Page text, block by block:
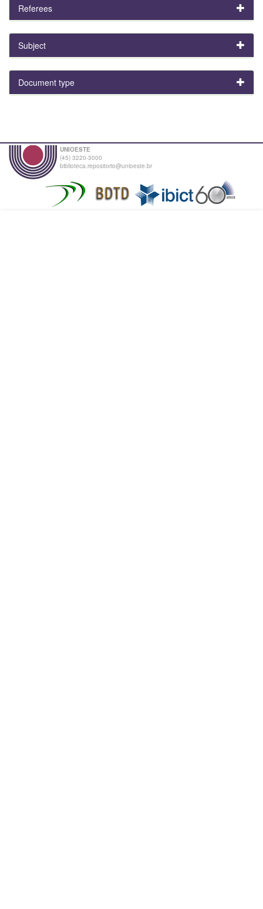
Referees
Subject
Document type
UNIOESTE
(45) 3220-3000
biblioteca.repositorio@unioeste.br